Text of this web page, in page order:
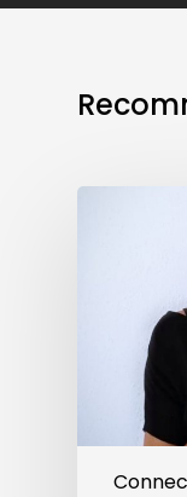
Connection